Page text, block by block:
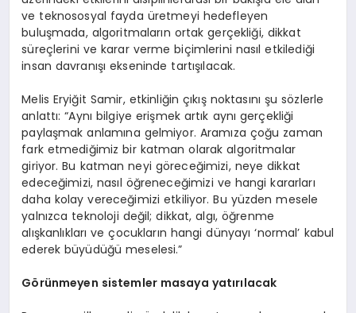
ve teknososyal fayda üretmeyi hedefleyen
buluşmada, algoritmaların ortak gerçekliği, dikkat
süreçlerini ve karar verme biçimlerini nasıl etkilediği
insan davranışı ekseninde tartışılacak.
Melis Eryiğit Samir, etkinliğin çıkış noktasını şu sözlerle
anlattı: “Aynı bilgiye erişmek artık aynı gerçekliği
paylaşmak anlamına gelmiyor. Aramıza çoğu zaman
fark etmediğimiz bir katman olarak algoritmalar
giriyor. Bu katman neyi göreceğimizi, neye dikkat
edeceğimizi, nasıl öğreneceğimizi ve hangi kararları
daha kolay vereceğimizi etkiliyor. Bu yüzden mesele
yalnızca teknoloji değil; dikkat, algı, öğrenme
alışkanlıkları ve çocukların hangi dünyayı ‘normal’ kabul
ederek büyüdüğü meselesi.”
Görünmeyen sistemler masaya yatırılacak